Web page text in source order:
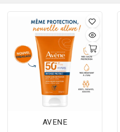
AVENE